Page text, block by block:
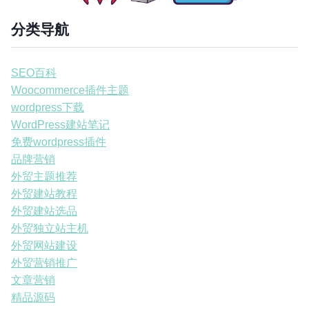
分类导航
SEO百科
Woocommerce插件主题
wordpress下载
WordPress建站笔记
免费wordpress插件
品牌营销
外贸主题推荐
外贸建站教程
外贸建站选品
外贸独立站主机
外贸网站建设
外贸营销推广
文章营销
精品源码